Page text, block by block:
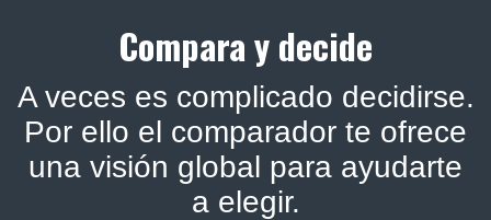
Compara y decide
A veces es complicado decidirse.
Por ello el comparador te ofrece
una visión global para ayudarte
a elegir.